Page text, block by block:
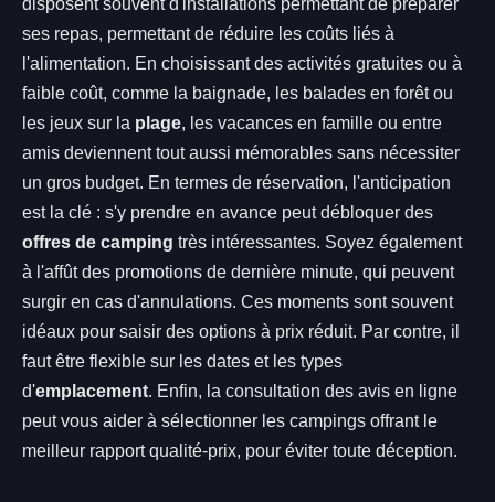
disposent souvent d'installations permettant de préparer
ses repas, permettant de réduire les coûts liés à
l'alimentation. En choisissant des activités gratuites ou à
faible coût, comme la baignade, les balades en forêt ou
les jeux sur la plage, les vacances en famille ou entre
amis deviennent tout aussi mémorables sans nécessiter
un gros budget. En termes de réservation, l'anticipation
est la clé : s'y prendre en avance peut débloquer des
offres de camping très intéressantes. Soyez également
à l'affût des promotions de dernière minute, qui peuvent
surgir en cas d'annulations. Ces moments sont souvent
idéaux pour saisir des options à prix réduit. Par contre, il
faut être flexible sur les dates et les types
d'emplacement. Enfin, la consultation des avis en ligne
peut vous aider à sélectionner les campings offrant le
meilleur rapport qualité-prix, pour éviter toute déception.